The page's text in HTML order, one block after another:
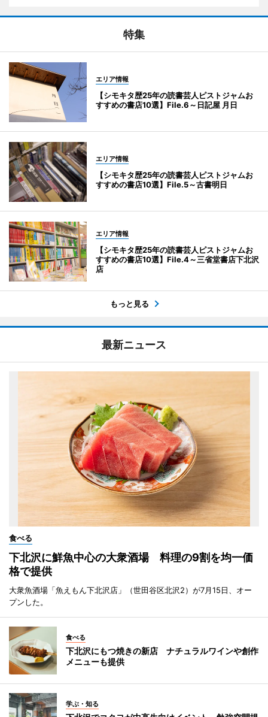
特集
エリア情報
【シモキタ歴25年の読書芸人ピストジャムお
すすめの書店10選】File.6～日記屋 月日
エリア情報
【シモキタ歴25年の読書芸人ピストジャムお
すすめの書店10選】File.5～古書明日
エリア情報
【シモキタ歴25年の読書芸人ピストジャムお
すすめの書店10選】File.4～三省堂書店下北沢
店
もっと見る
最新ニュース
食べる
下北沢に鮮魚中心の大衆酒場 料理の9割を均一価
格で提供
大衆魚酒場「魚えもん下北沢店」（世田谷区北沢2）が7月15日、オー
プンした。
食べる
下北沢にもつ焼きの新店 ナチュラルワインや創作
メニューも提供
学ぶ・知る